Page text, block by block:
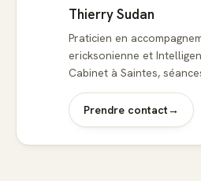
Thierry Sudan
Praticien en
ericksonienne et
Cabinet à Saintes,
Prendre contact→